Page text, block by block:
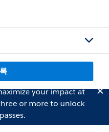
your impact at
or more to unlock